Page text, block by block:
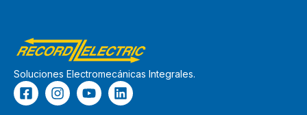
Soluciones Electromecánicas Integrales.